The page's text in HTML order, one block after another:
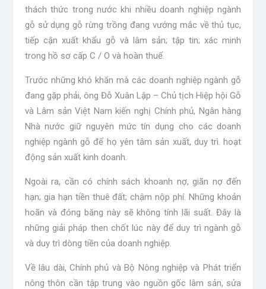
thách thức trong nước khi nhiều doanh nghiệp ngành
gỗ sử dụng gỗ rừng trồng đang vướng mắc về thủ tục,
tiếp cận xuất khẩu gỗ và lâm sản; tập tin; xác minh
trong hồ sơ cấp C / O và hoàn thuế.
Trước những khó khăn mà các doanh nghiệp ngành gỗ
đang gặp phải, ông Đỗ Xuân Lập – Chủ tịch Hiệp hội Gỗ
và Lâm sản Việt Nam kiến ​​nghị Chính phủ, Ngân hàng
Nhà nước giữ nguyên mức tín dụng cho các doanh
nghiệp ngành gỗ để họ yên tâm sản xuất, duy trì. hoạt
động sản xuất kinh doanh.
Ngoài ra, cần có chính sách khoanh nợ, giãn nợ đến
hạn; gia hạn tiền thuê đất; chậm nộp phí. Những khoản
hoãn và đóng băng này sẽ không tính lãi suất. Đây là
những giải pháp then chốt lúc này để duy trì ngành gỗ
và duy trì dòng tiền của doanh nghiệp.
Về lâu dài, Chính phủ và Bộ Nông nghiệp và Phát triển
nông thôn cần tập trung vào nguồn gốc lâm sản, sửa